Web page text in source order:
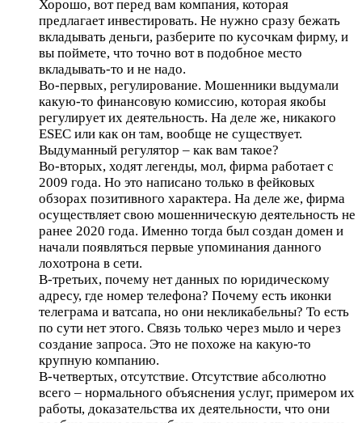
Хорошо, вот перед вам компания, которая
предлагает инвестировать. Не нужно сразу бежать
вкладывать деньги, разберите по кусочкам фирму, и
вы поймете, что точно вот в подобное место
вкладывать-то и не надо.
Во-первых, регулирование. Мошенники выдумали
какую-то финансовую комиссию, которая якобы
регулирует их деятельность. На деле же, никакого
ESEC или как он там, вообще не существует.
Выдуманный регулятор – как вам такое?
Во-вторых, ходят легенды, мол, фирма работает с
2009 года. Но это написано только в фейковых
обзорах позитивного характера. На деле же, фирма
осуществляет свою мошенническую деятельность не
ранее 2020 года. Именно тогда был создан домен и
начали появляться первые упоминания данного
лохотрона в сети.
В-третьих, почему нет данных по юридическому
адресу, где номер телефона? Почему есть иконки
телеграма и ватсапа, но они некликабельны? То есть
по сути нет этого. Связь только через мыло и через
создание запроса. Это не похоже на какую-то
крупную компанию.
В-четвертых, отсутствие. Отсутствие абсолютно
всего – нормального объяснения услуг, примером их
работы, доказательства их деятельности, что они